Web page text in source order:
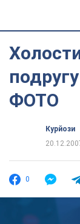
ФОТО
Курйози
0